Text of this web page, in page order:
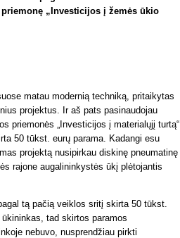
„Investicijos į žemės ūkio
matau modernią techniką, pritaikytas
projektus. Ir aš pats pasinaudojau
priemonės „Investicijos į materialųjį turtą“
50 tūkst. eurų parama. Kadangi esu
projektą nusipirkau diskinę pneumatinę
rajone augalininkystės ūkį plėtojantis
tą pačią veiklos sritį skirta 50 tūkst.
tad skirtos paramos
nebuvo, nusprendžiau pirkti